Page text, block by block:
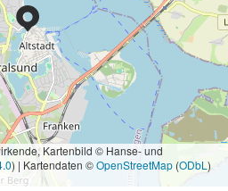
Kartenbild © Hanse- und
) | Kartendaten ©OpenStreetMap (ODbL )